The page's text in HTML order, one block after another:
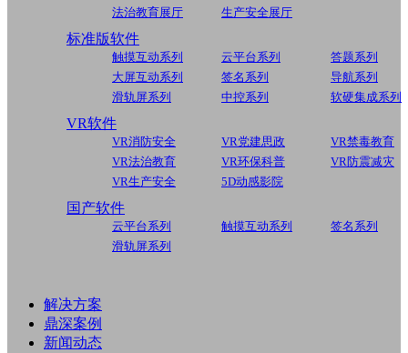
法治教育展厅
生产安全展厅
标准版软件
触摸互动系列 云平台系列
答题系列
大屏互动系列
签名系列
导航系列
滑轨屏系列
中控系列 软硬集成系列
VR软件
VR消防安全 VR党建思政
VR禁毒教育
VR法治教育
VR环保科普
VR防震减灾
VR生产安全
5D动感影院
国产软件
云平台系列 触摸互动系列
签名系列
滑轨屏系列
解决方案
鼎深案例
新闻动态